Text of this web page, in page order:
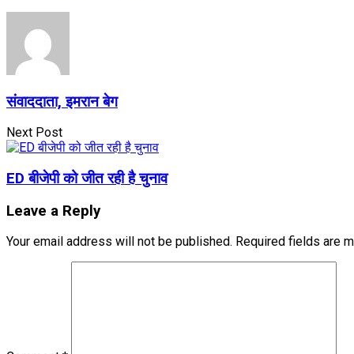
संवाददाता, इमरान बेग
Next Post
ED बीजेपी को जीत रही है चुनाव
Leave a Reply
Your email address will not be published. Required fields are